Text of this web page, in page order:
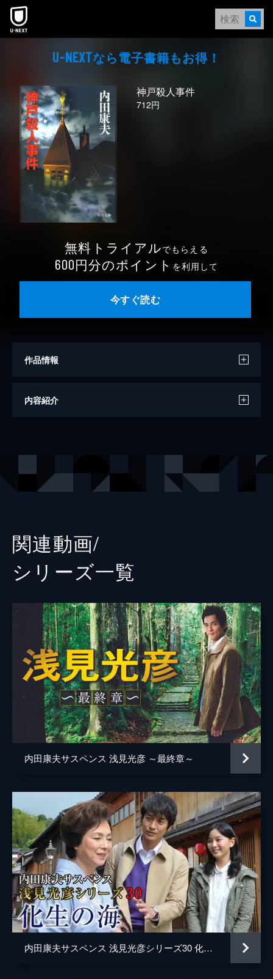
本文へスキップ
U-NEXTなら電⼦書籍もお得！
神戸殺人事件
712円
無料トライアルでもらえる
600円分のポイント を利用して
今すぐ読む
作品情報
著者
内容紹介
関連動画/
シリーズ⼀覧
内田康夫サスペンス 浅見光彦 ～最終章～
内田康夫サスペンス 浅見光彦シリーズ30 化生の海